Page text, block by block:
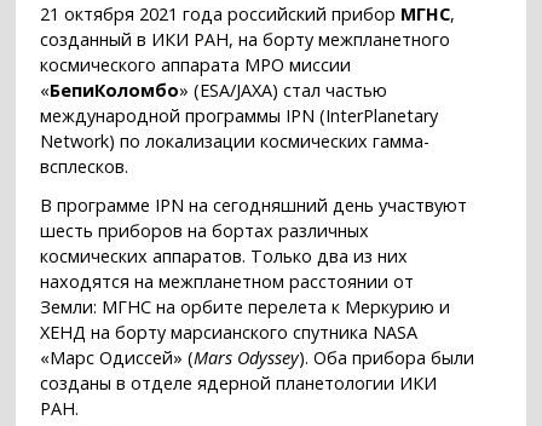
21 октября 2021 года российский прибор МГНС,
созданный в ИКИ РАН, на борту межпланетного
космического аппарата MPO миссии
«БепиКоломбо» (ESA/JAXA) стал частью
международной программы IPN (InterPlanetary
Network) по локализации космических гамма-
всплесков.
В программе IPN на сегодняшний день участвуют
шесть приборов на бортах различных
космических аппаратов. Только два из них
находятся на межпланетном расстоянии от
Земли: МГНС на орбите перелета к Меркурию и
ХЕНД на борту марсианского спутника NASA
«Марс Одиссей» (Mars Odyssey). Оба прибора были
созданы в отделе ядерной планетологии ИКИ
РАН.